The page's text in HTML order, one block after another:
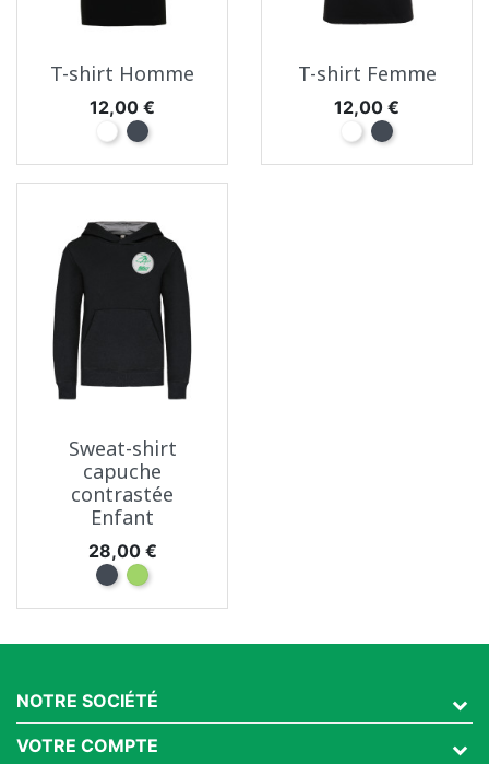
T-shirt Homme
Prix
12,00 €
BlancNoir
T-shirt Femme
Prix
12,00 €
BlancNoir
Sweat-shirt
capuche
contrastée
Enfant
Prix
28,00 €
NoirVert
NOTRE SOCIÉTÉ
VOTRE COMPTE